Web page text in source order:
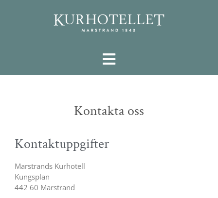
Kontakta oss
Kontaktuppgifter
Marstrands Kurhotell
Kungsplan
442 60 Marstrand